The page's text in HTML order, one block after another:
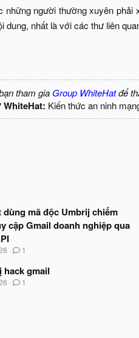
người thường xuyên
nhất là với các thư liên
tham gia Group WhiteHatđể
Kiến thức an ninh
dùng mã độc Umbrij chiếm
cập Gmail doanh nghiệp qua
1
hack gmail
1